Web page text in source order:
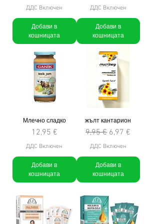
ДДС Включен
Добави в
кошницата
ДДС Включен
Добави в
кошницата
Млечно сладко
Цена
12,95 €
ДДС Включен
Добави в
кошницата
жълт кантарион
Редовна цена
9,95 € Продажна цена
6,97 €
ДДС Включен
Добави в
кошницата